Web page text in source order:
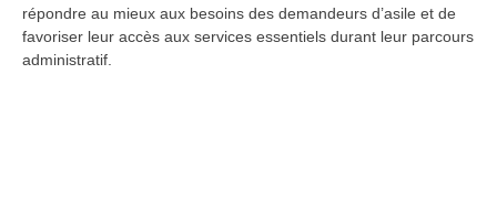
répondre au mieux aux besoins des demandeurs d’asile et de
favoriser leur accès aux services essentiels durant leur parcours
administratif.